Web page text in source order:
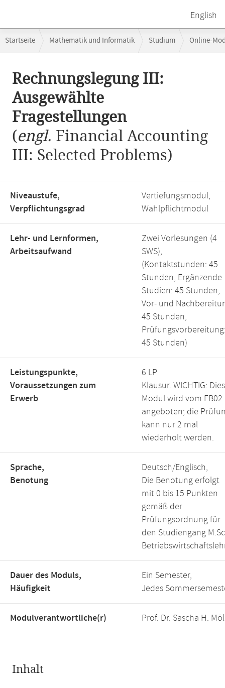
English
Navigation
Startseite Mathematik und Informatik Studium Online-
Rechnungslegung III:
Ausgewählte
Fragestellungen
(engl. Financial Accounting
III: Selected Problems)
Niveaustufe,
Verpflichtungsgrad
Vertiefungsmodul,
Wahlpflichtmodul
Lehr- und Lernformen,
Arbeitsaufwand
Zwei Vorlesungen (4
SWS),
(Kontaktstunden: 45
Stunden, Ergänzende
Studien: 45 Stunden,
Vor- und
45 Stunden,
45 Stunden)
Leistungspunkte,
Voraussetzungen zum
Erwerb
6 LP
Klausur. WICHTIG:
Modul wird vom FB02
angeboten; die
kann nur 2 mal
wiederholt werden.
Sprache,
Benotung
Deutsch/Englisch,
Die Benotung erfolgt
mit 0 bis 15 Punkten
gemäß der
Prüfungsordnung für
den Studiengang
Dauer des Moduls,
Häufigkeit
Ein Semester,
Jedes
Modulverantwortliche(r) Prof. Dr. Sascha H.
Inhalt